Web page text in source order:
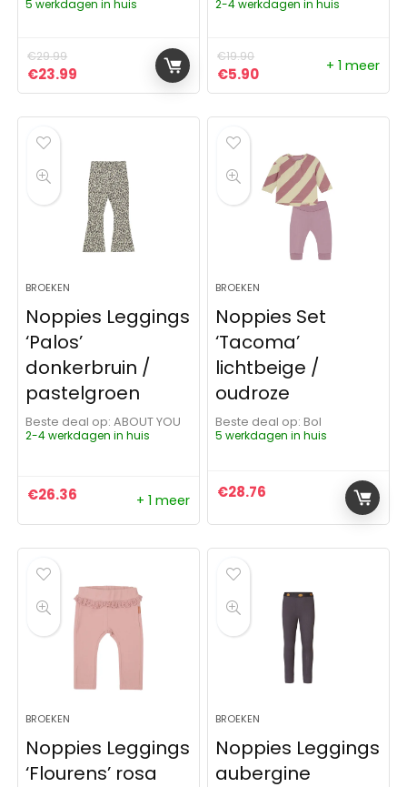
5 werkdagen in huis
€29.99
Oorspronkelijke prijs was: €29.99.
€23.99 Huidige prijs is: €23.99.
2-4 werkdagen in huis
€19.90
Oorspronkelijke prijs was:
€5.90Huidige prijs is:
+ 1 meer
BROEKEN
Noppies Leggings
‘Palos’
donkerbruin /
pastelgroen
Beste deal op:
ABOUT YOU
2-4 werkdagen in huis
€26.36 + 1 meer
BROEKEN
Noppies Set
‘Tacoma’
lichtbeige /
oudroze
Beste deal op:
Bol
5 werkdagen in huis
€28.76
BROEKEN
Noppies Leggings
‘Flourens’ rosa
BROEKEN
Noppies Leggings
aubergine